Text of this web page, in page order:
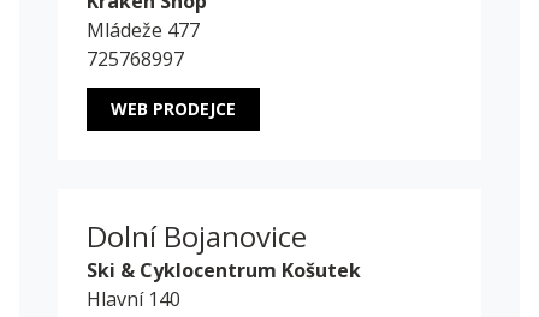
Mládeže 477
725768997
WEB PRODEJCE
Dolní Bojanovice
Ski & Cyklocentrum Košutek
Hlavní 140